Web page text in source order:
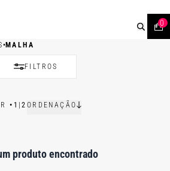
0
•MALHA
FILTROS
• 1 |2 ORDENAÇÃO
produto encontrado